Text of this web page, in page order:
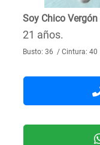
Soy Chico
21 años.
Busto: 36 / Cintura: 40